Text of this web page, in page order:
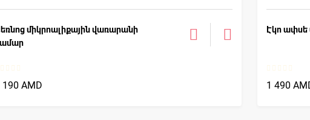
միկրոալիքային վառարանի
190 AMD
Էկո
1 490